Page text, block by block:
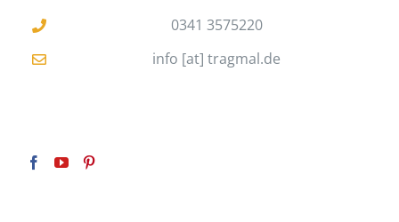
0341 3575220
info [at] tragmal.de